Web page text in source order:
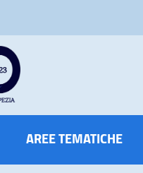
AREE TEMATICHE